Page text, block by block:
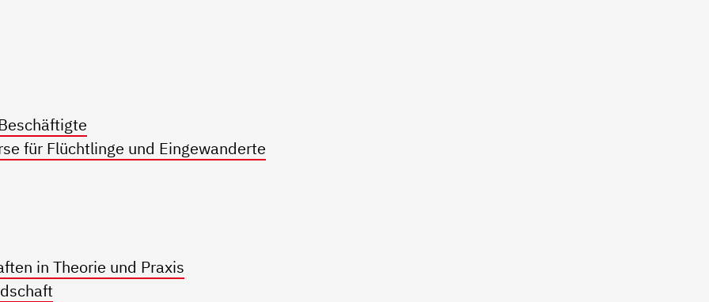
für Flüchtlinge und Eingewanderte
in Theorie und Praxis